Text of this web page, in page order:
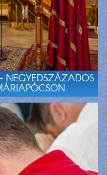
NEGYEDSZÁZADOS